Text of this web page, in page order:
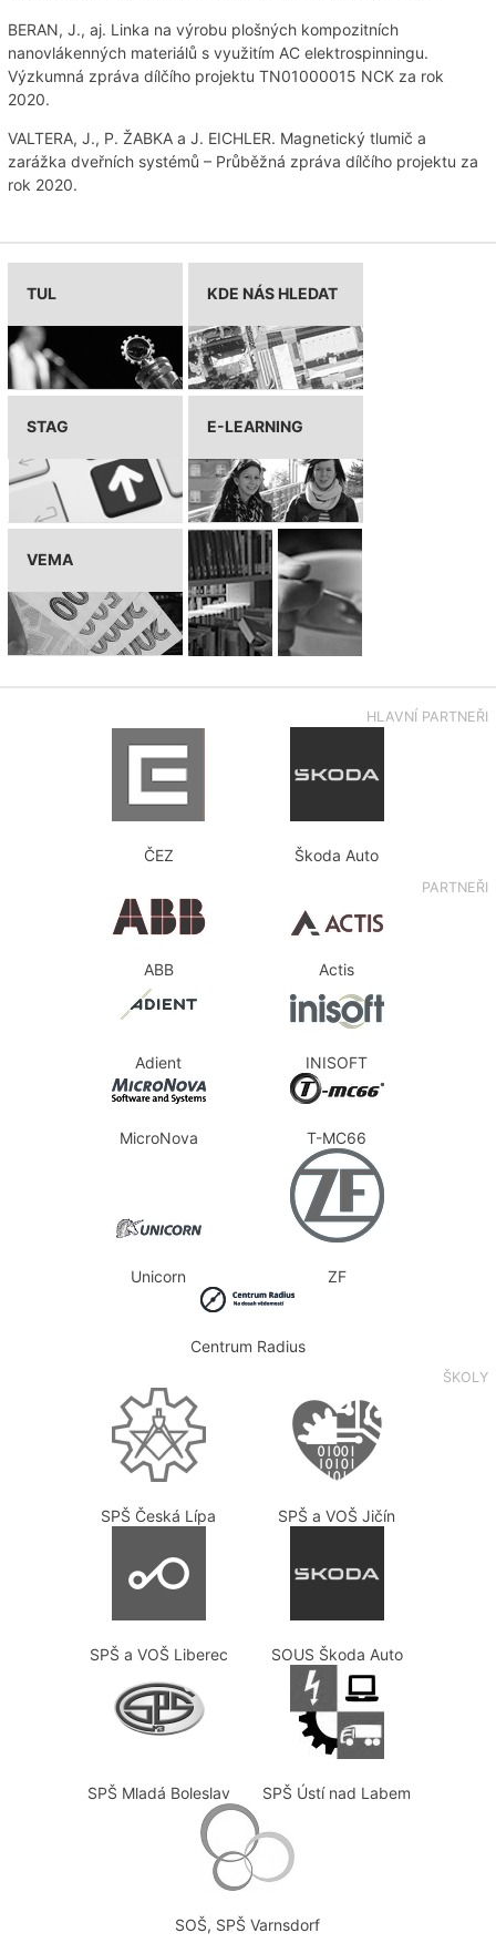
BERAN, J., aj. Linka na výrobu plošných kompozitních
nanovlákenných materiálů s využitím AC elektrospinningu.
Výzkumná zpráva dílčího projektu TN01000015 NCK za rok
2020.
VALTERA, J., P. ŽABKA a J. EICHLER. Magnetický tlumič a
zarážka dveřních systémů – Průběžná zpráva dílčího projektu za
rok 2020.
TUL KDE NÁS HLEDAT
STAG E-LEARNING
VEMA
HLAVNÍ PARTNEŘI
ČEZ Škoda Auto
PARTNEŘI
ABB Actis
Adient INISOFT
MicroNova T-MC66
Unicorn ZF
Centrum Radius
ŠKOLY
SPŠ Česká Lípa SPŠ a VOŠ Jičín
SPŠ a VOŠ Liberec SOUS Škoda Auto
SPŠ Mladá Boleslav SPŠ Ústí nad Labem
SOŠ, SPŠ Varnsdorf